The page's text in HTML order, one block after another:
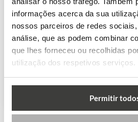
informações acerca da sua
nossos parceiros de redes
análise, que as podem combinar
que lhes forneceu ou recolhidas
utilização dos respetivos serviços.
Permitir
Kaplan – Nova Yor...
VER MAIS